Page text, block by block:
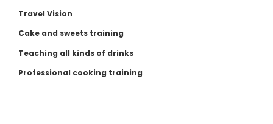
Travel Vision
Cake and sweets training
Teaching all kinds of drinks
Professional cooking training